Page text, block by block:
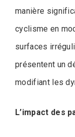
manière
cyclisme en
surfaces
présentent un
modifiant les
L’impact des